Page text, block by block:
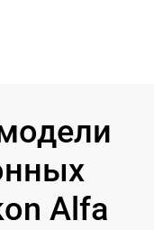
Alfa